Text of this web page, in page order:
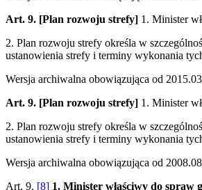
Art. 9. [Plan rozwoju strefy] 1. Minister
2. Plan rozwoju strefy określa w
ustanowienia strefy i terminy wykonania
Wersja archiwalna obowiązująca od
Art. 9. [Plan rozwoju strefy] 1. Minister
2. Plan rozwoju strefy określa w
ustanowienia strefy i terminy wykonania
Wersja archiwalna obowiązująca od
Art. 9. [8] 1. Minister właściwy do spraw